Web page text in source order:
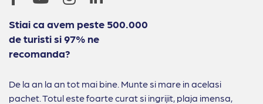
Stiai ca avem peste 500.000
de turisti si 97% ne
recomanda?
De la an la an tot mai bine. Munte si mare in acelasi
pachet. Totul este foarte curat si ingrijit, plaja imensa,